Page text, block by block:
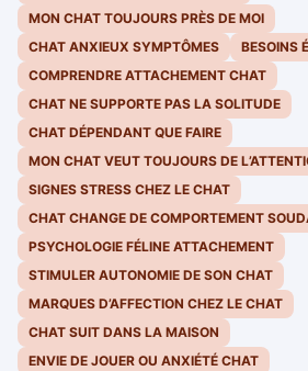
MON CHAT TOUJOURS PRÈS DE MOI
CHAT ANXIEUX SYMPTÔMES
BESOINS
COMPRENDRE ATTACHEMENT CHAT
CHAT NE SUPPORTE PAS LA SOLITUDE
CHAT DÉPENDANT QUE FAIRE
MON CHAT VEUT TOUJOURS DE
SIGNES STRESS CHEZ LE CHAT
CHAT CHANGE DE COMPORTEMENT
PSYCHOLOGIE FÉLINE ATTACHEMENT
STIMULER AUTONOMIE DE SON CHAT
MARQUES D’AFFECTION CHEZ LE CHAT
CHAT SUIT DANS LA MAISON
ENVIE DE JOUER OU ANXIÉTÉ CHAT